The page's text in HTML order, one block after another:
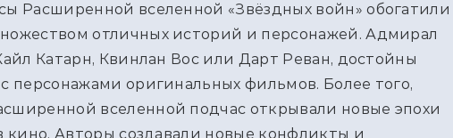
Расширенной вселенной «Звёздных войн» обогатили
отличных историй и персонажей. Адмирал
Катарн, Квинлан Вос или Дарт Реван, достойны
персонажами оригинальных фильмов. Более того,
вселенной подчас открывали новые эпохи
кино. Авторы создавали новые конфликты и